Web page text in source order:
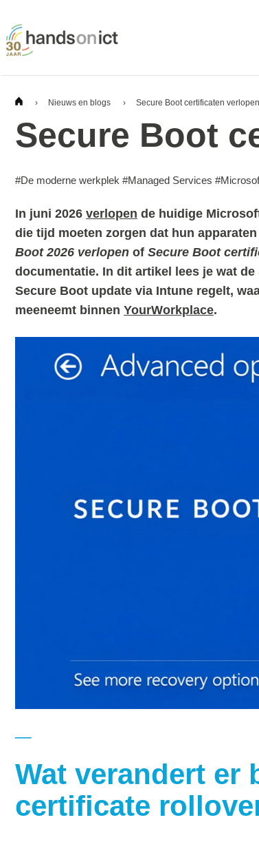
› Nieuws en blogs › Secure Boot certificaten
Secure Boot
#De moderne werkplek #Managed Services #
In juni 2026 verlopen de huidige
die tijd moeten zorgen dat hun
Boot 2026 verlopen of Secure Boot
documentatie. In dit artikel lees je wat
Secure Boot update via Intune regelt,
meeneemt binnen YourWorkplace.
Wat verandert er
certificate